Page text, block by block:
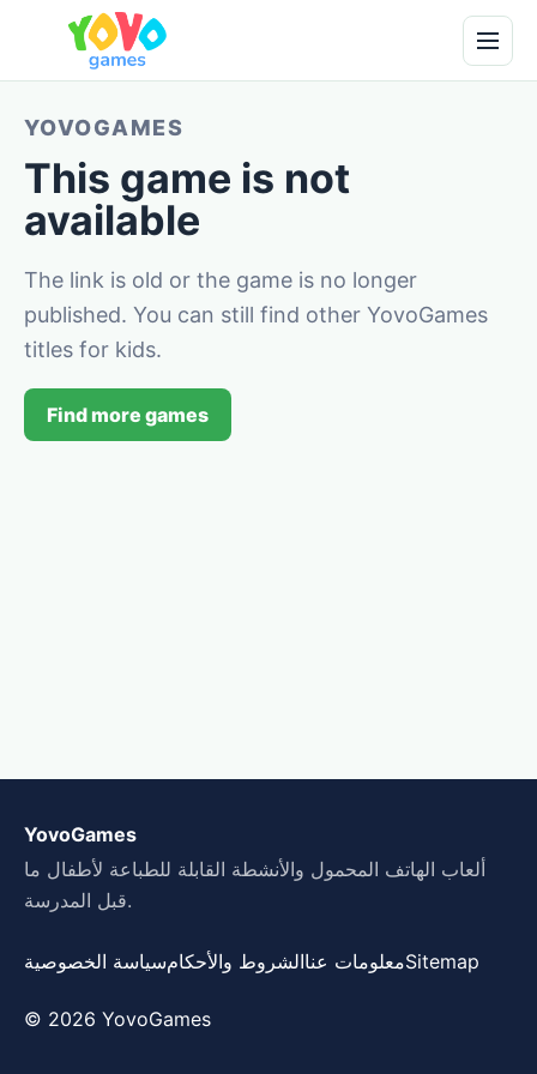
YOVOGAMES
This game is not
available
The link is old or the game is no longer
published. You can still find other YovoGames
titles for kids.
Find more games
YovoGames
ألعاب الهاتف المحمول والأنشطة القابلة للطباعة لأطفال ما
قبل المدرسة.
سياسة الخصوصيةالشروط والأحكاممعلومات عناSitemap
© 2026 YovoGames